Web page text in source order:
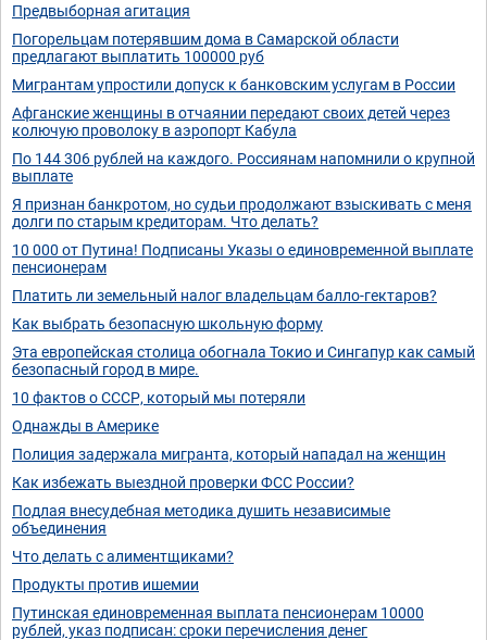
Предвыборная агитация
Погорельцам потерявшим дома в Самарской области
предлагают выплатить 100000 руб
Мигрантам упростили допуск к банковским услугам в России
Афганские женщины в отчаянии передают своих детей через
колючую проволоку в аэропорт Кабула
По 144 306 рублей на каждого. Россиянам напомнили о крупной
выплате
Я признан банкротом, но судьи продолжают взыскивать с меня
долги по старым кредиторам. Что делать?
10 000 от Путина! Подписаны Указы о единовременной выплате
пенсионерам
Платить ли земельный налог владельцам балло-гектаров?
Как выбрать безопасную школьную форму
Эта европейская столица обогнала Токио и Сингапур как самый
безопасный город в мире.
10 фактов о СССР, который мы потеряли
Однажды в Америке
Полиция задержала мигранта, который нападал на женщин
Как избежать выездной проверки ФСС России?
Подлая внесудебная методика душить независимые
объединения
Что делать с алиментщиками?
Продукты против ишемии
Путинская единовременная выплата пенсионерам 10000
рублей, указ подписан: сроки перечисления денег